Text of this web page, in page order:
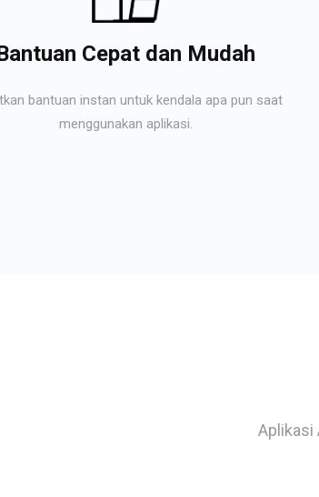
Cepat dan Mudah
bantuan instan untuk kendala apa pun saat
menggunakan aplikasi.
Aplikasi